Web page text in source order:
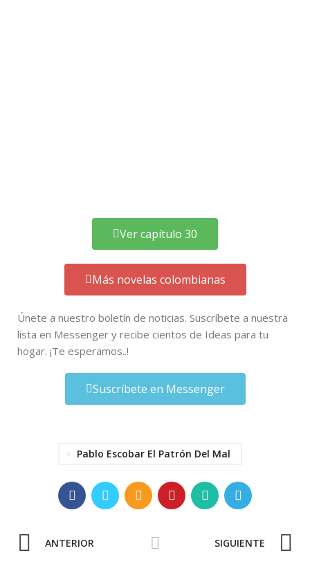
Ver capítulo 30
Más novelas colombianas
Únete a nuestro boletín de noticias. Suscríbete a nuestra
lista en Messenger y recibe cientos de Ideas para tu
hogar. ¡Te esperamos..!
Suscríbete en Messenger
Pablo Escobar El Patrón Del Mal
ANTERIOR SIGUIENTE